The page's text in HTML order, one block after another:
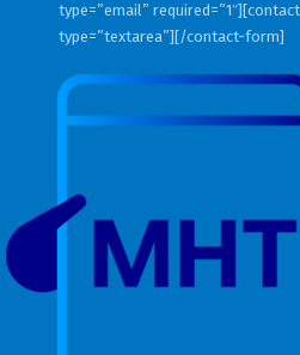
type=”email”
type=”textarea”][/contact-form]